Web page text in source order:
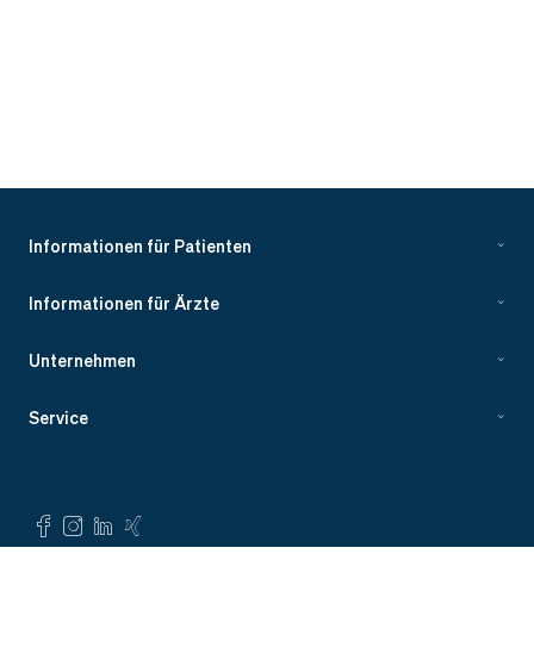
Informationen für Patienten
Informationen für Ärzte
Unternehmen
Service